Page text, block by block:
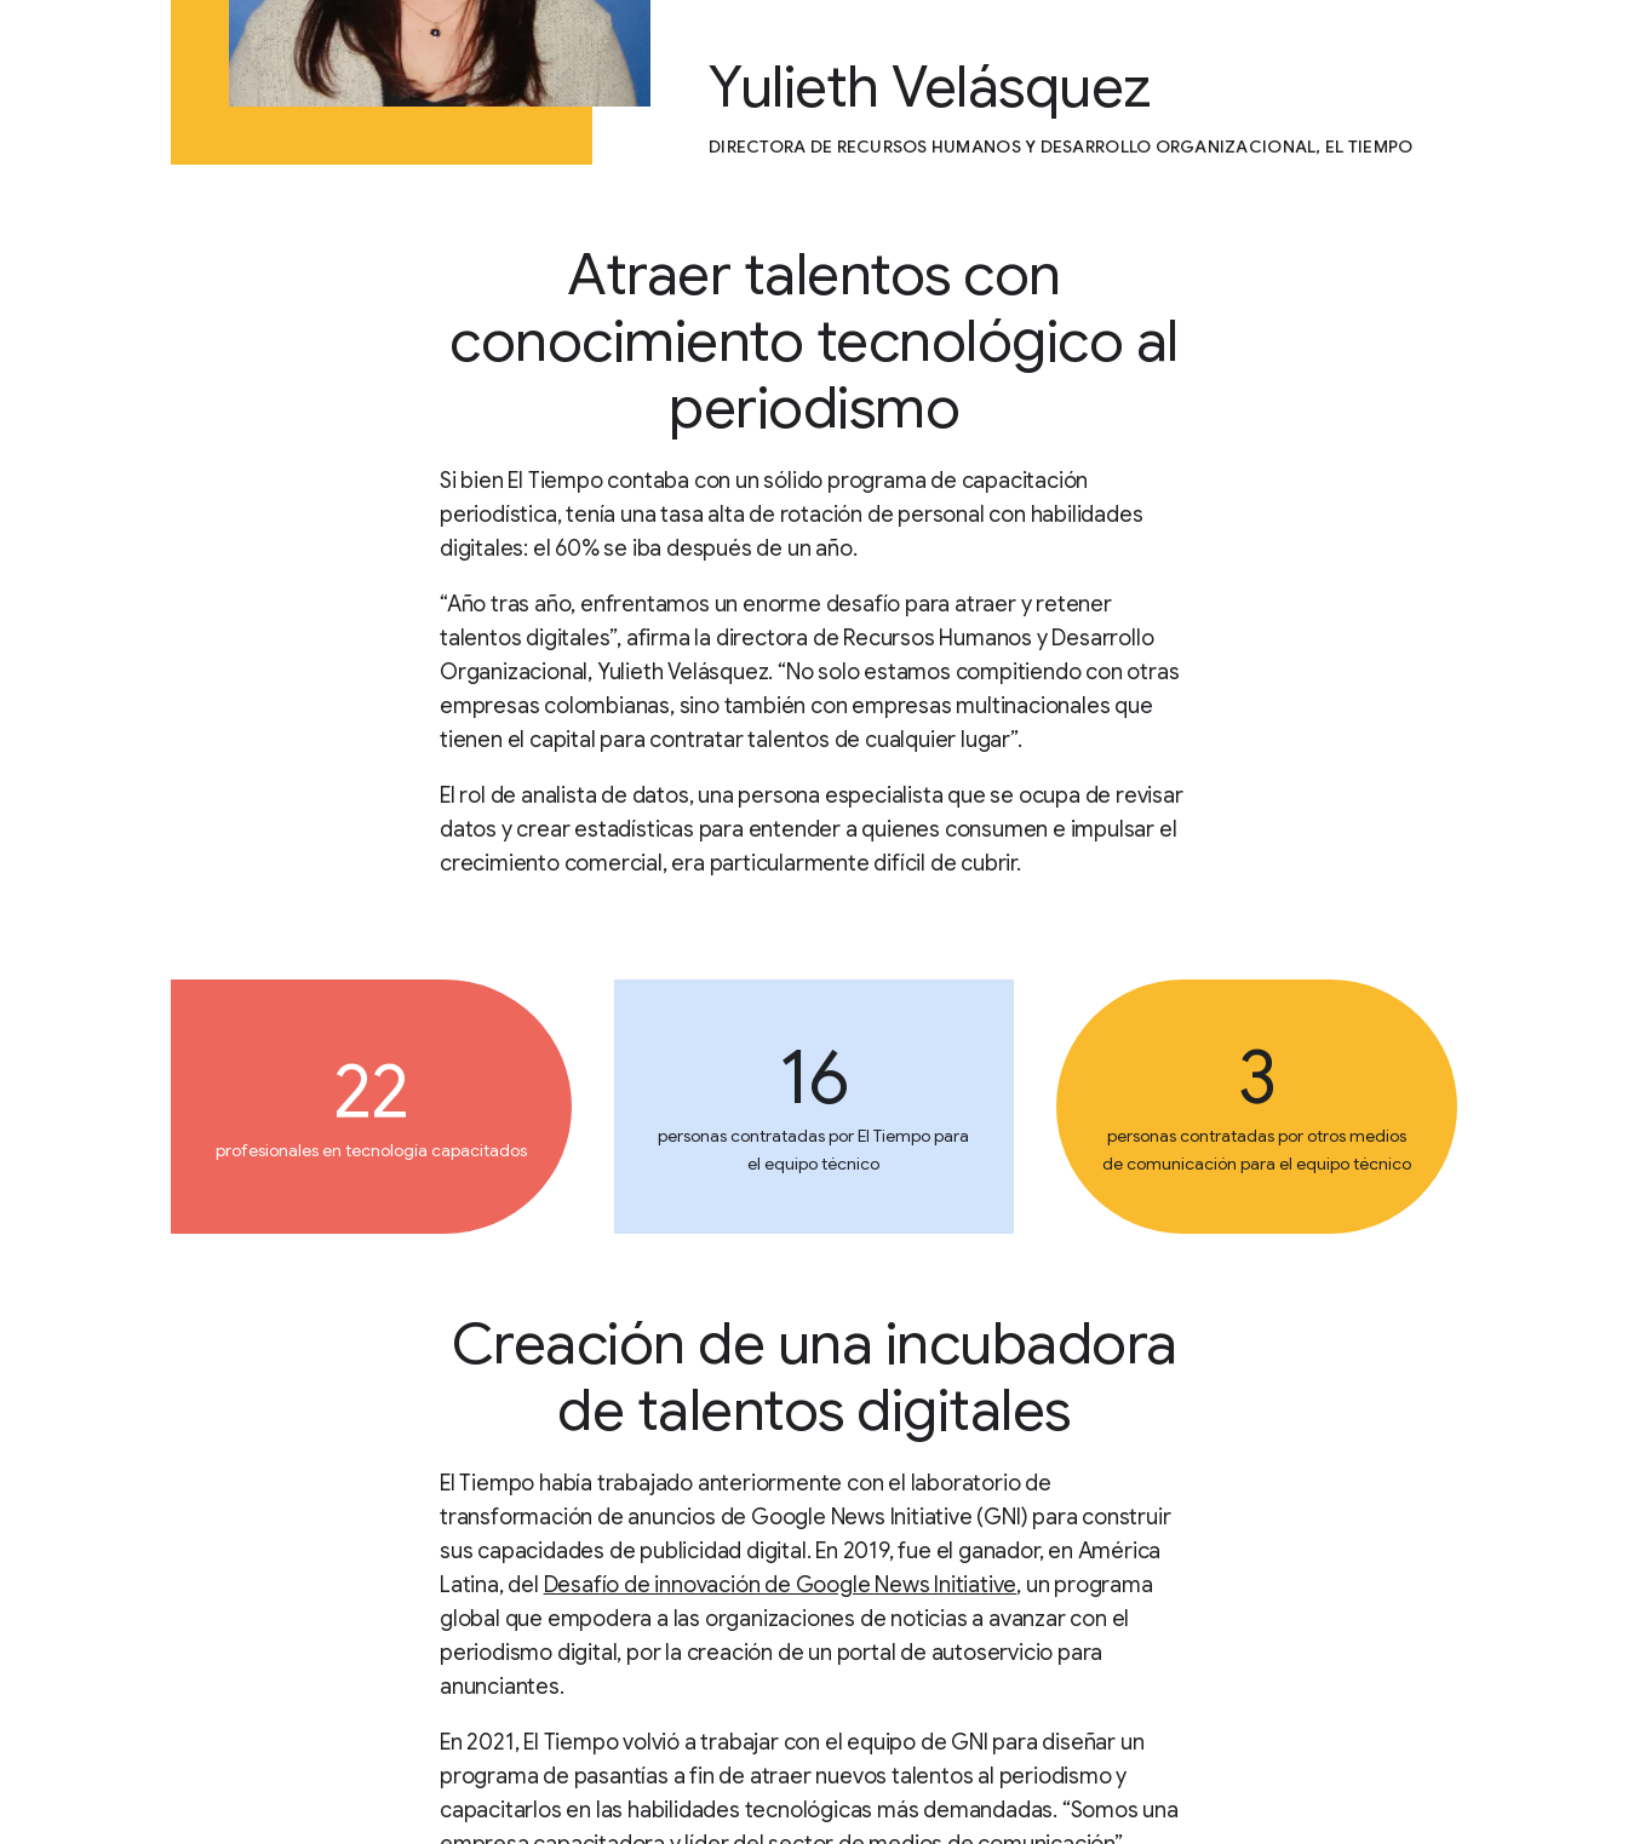
Yulieth Velásquez
DIRECTORA DE RECURSOS HUMANOS Y DESARROLLO ORGANIZACIONAL, EL TIEMPO
Atraer talentos con
conocimiento tecnológico al
periodismo
Si bien El Tiempo contaba con un sólido programa de capacitación
periodística, tenía una tasa alta de rotación de personal con habilidades
digitales: el 60% se iba después de un año.
“Año tras año, enfrentamos un enorme desafío para atraer y retener
talentos digitales”, afirma la directora de Recursos Humanos y Desarrollo
Organizacional, Yulieth Velásquez. “No solo estamos compitiendo con otras
empresas colombianas, sino también con empresas multinacionales que
tienen el capital para contratar talentos de cualquier lugar”.
El rol de analista de datos, una persona especialista que se ocupa de revisar
datos y crear estadísticas para entender a quienes consumen e impulsar el
crecimiento comercial, era particularmente difícil de cubrir.
22
profesionales en tecnología capacitados
16
personas contratadas por El Tiempo para
el equipo técnico
3
personas contratadas por otros medios
de comunicación para el equipo técnico
Creación de una incubadora
de talentos digitales
El Tiempo había trabajado anteriormente con el laboratorio de
transformación de anuncios de Google News Initiative (GNI) para construir
sus capacidades de publicidad digital. En 2019, fue el ganador, en América
Latina, del Desafío de innovación de Google News Initiative, un programa
global que empodera a las organizaciones de noticias a avanzar con el
periodismo digital, por la creación de un portal de autoservicio para
anunciantes.
En 2021, El Tiempo volvió a trabajar con el equipo de GNI para diseñar un
programa de pasantías a fin de atraer nuevos talentos al periodismo y
capacitarlos en las habilidades tecnológicas más demandadas. “Somos una